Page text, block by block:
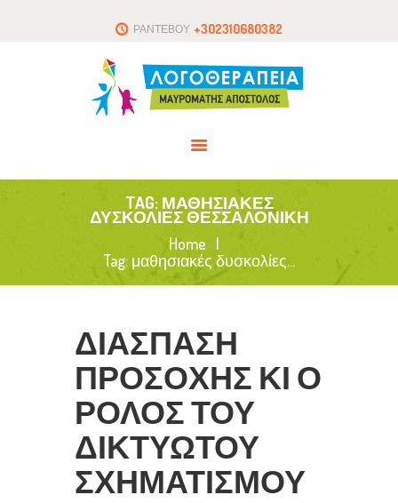
ΡΑΝΤΕΒΟΥ +302310680382
TAG: ΜΑΘΗΣΙΑΚΈΣ
ΔΥΣΚΟΛΊΕΣ ΘΕΣΣΑΛΟΝΊΚΗ
Home
Tag: μαθησιακές δυσκολίες...
ΑΡΘΡΑ
ΕΠΙΚΟΙΝΩΝΙΑ
ΔΙΑΣΠΑΣΗ
ΠΡΟΣΟΧΗΣ ΚΙ Ο
ΡΟΛΟΣ ΤΟΥ
ΔΙΚΤΥΩΤΟΥ
ΣΧΗΜΑΤΙΣΜΟΥ